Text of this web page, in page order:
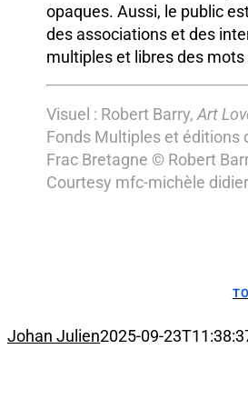
opaques. Aussi, le public
des associations et des
multiples et libres des
Visuel : Robert Barry,Art
Fonds Multiples et éditions
Frac Bretagne © Robert
Courtesy mfc-michèle
Johan Julien2025-09-